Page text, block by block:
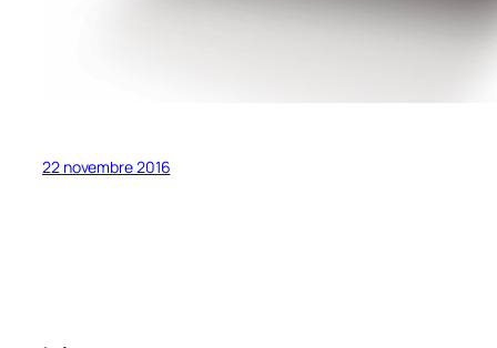
22 novembre 2016